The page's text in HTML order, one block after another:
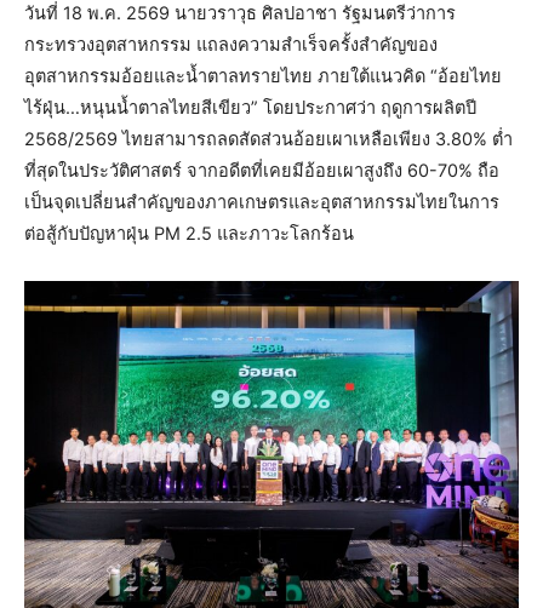
วันที่ 18 พ.ค. 2569 นายวราวุธ ศิลปอาชา รัฐมนตรีว่าการ
กระทรวงอุตสาหกรรม แถลงความสำเร็จครั้งสำคัญของ
อุตสาหกรรมอ้อยและน้ำตาลทรายไทย ภายใต้แนวคิด “อ้อยไทย
ไร้ฝุ่น…หนุนน้ำตาลไทยสีเขียว” โดยประกาศว่า ฤดูการผลิตปี
2568/2569 ไทยสามารถลดสัดส่วนอ้อยเผาเหลือเพียง 3.80% ต่ำ
ที่สุดในประวัติศาสตร์ จากอดีตที่เคยมีอ้อยเผาสูงถึง 60-70% ถือ
เป็นจุดเปลี่ยนสำคัญของภาคเกษตรและอุตสาหกรรมไทยในการ
ต่อสู้กับปัญหาฝุ่น PM 2.5 และภาวะโลกร้อน